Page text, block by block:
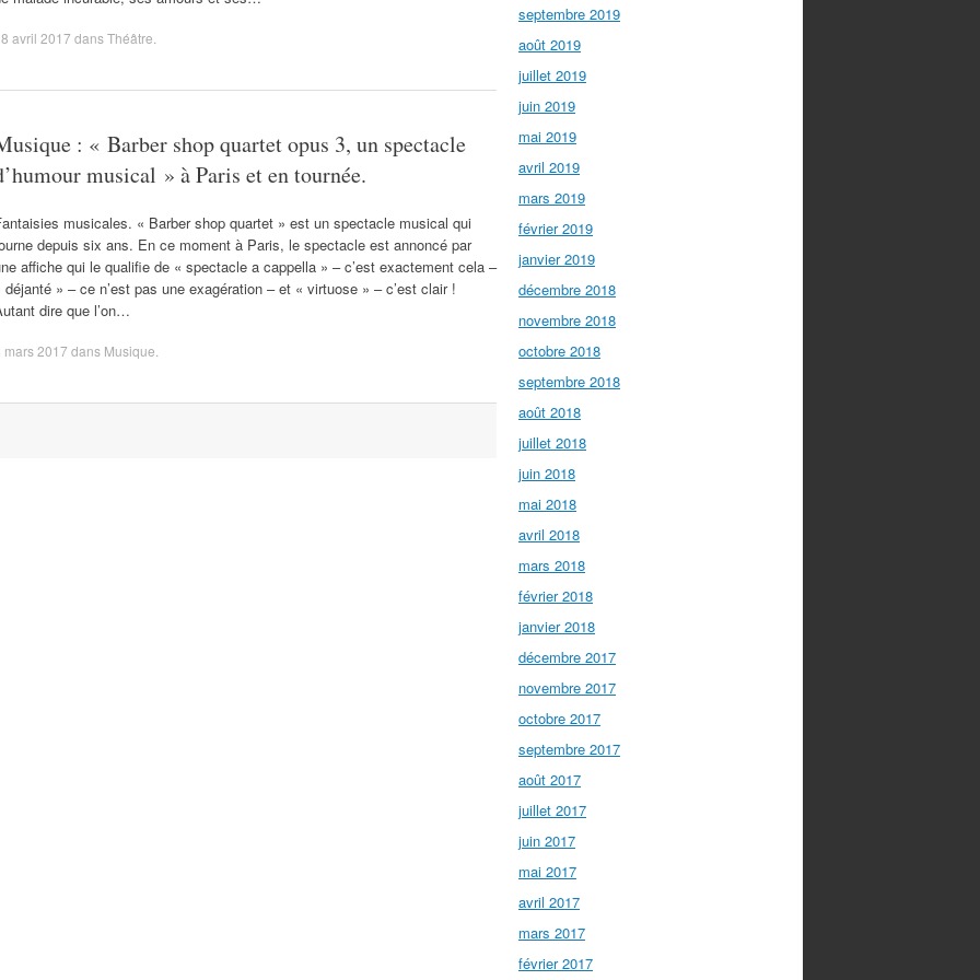
avril 2017 dansThéâtre
: « Barber shop quartet opus 3, un spectacle
musical » à Paris et en tournée.
musicales. « Barber shop quartet » est un spectacle musical qui
depuis six ans. En ce moment à Paris, le spectacle est annoncé par
affiche qui le qualifie de « spectacle a cappella » – c’est exactement cela –
déjanté » – ce n’est pas une exagération – et « virtuose » – c’est clair !
dire que l’on…
mars 2017 dans Musique
septembre 2019
août 2019
juillet 2019
juin 2019
mai 2019
avril 2019
mars 2019
février 2019
janvier 2019
décembre 2018
novembre 2018
octobre 2018
septembre 2018
août 2018
juillet 2018
juin 2018
mai 2018
avril 2018
mars 2018
février 2018
janvier 2018
décembre 2017
novembre 2017
octobre 2017
septembre 2017
août 2017
juillet 2017
juin 2017
mai 2017
avril 2017
mars 2017
février 2017